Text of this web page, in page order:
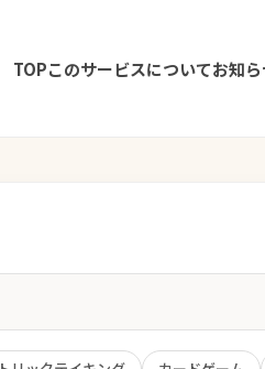
TOPこのサービスについてお知